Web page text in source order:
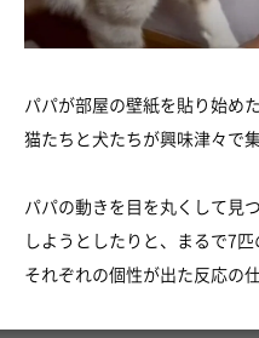
パパが部屋の壁紙を貼り始
猫たちと犬たちが興味津々で
パパの動きを目を丸くして見
しようとしたりと、まるで7匹
それぞれの個性が出た反応の